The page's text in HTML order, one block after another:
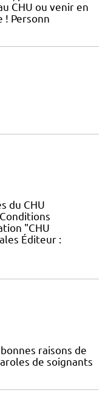
CHU ou venir en
! Personn
du CHU
"CHU
Éditeur :
raisons de
de soignants